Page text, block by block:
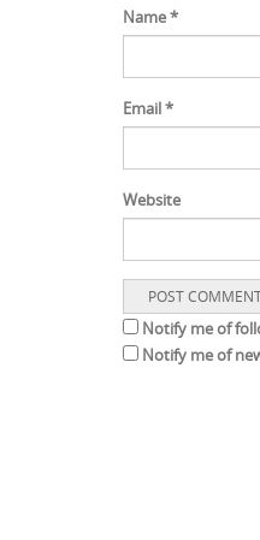
Name*
Email*
Website
Notify me of
Notify me of